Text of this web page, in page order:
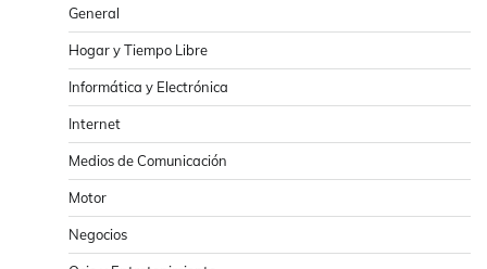
General
Hogar y Tiempo Libre
Informática y Electrónica
Internet
Medios de Comunicación
Motor
Negocios